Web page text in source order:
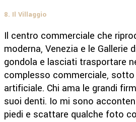
8. Il Villaggio
Il centro commerciale che
moderna, Venezia e le Gallerie
gondola e lasciati trasportare
complesso commerciale,
artificiale. Chi ama le grandi
suoi denti. Io mi sono
piedi e scattare qualche foto